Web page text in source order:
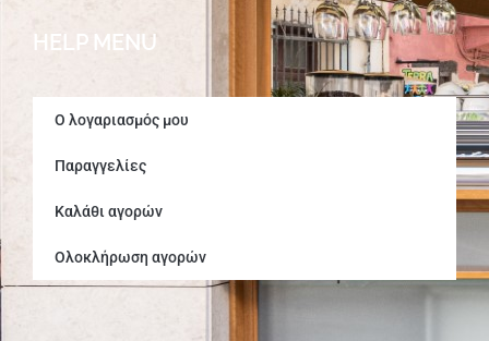
HELP MENU
Ο λογαριασμός μου
Παραγγελίες
Καλάθι αγορών
Ολοκλήρωση αγορών